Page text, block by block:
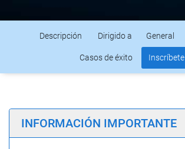
Descripción Dirigido a General
Casos de éxito Inscríbete
INFORMACIÓN IMPORTANTE